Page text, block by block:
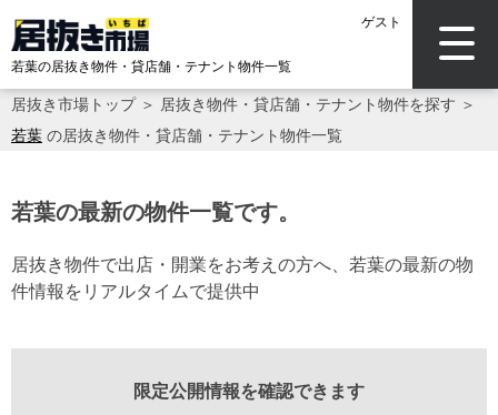
ゲスト
若葉の居抜き物件・貸店舗・テナント物件一覧
居抜き市場トップ＞ 居抜き物件・貸店舗・テナント物件を探す ＞
若葉 の居抜き物件・貸店舗・テナント物件一覧
若葉の最新の物件一覧です。
居抜き物件で出店・開業をお考えの方へ、若葉の最新の物
件情報をリアルタイムで提供中
限定公開情報を確認できます